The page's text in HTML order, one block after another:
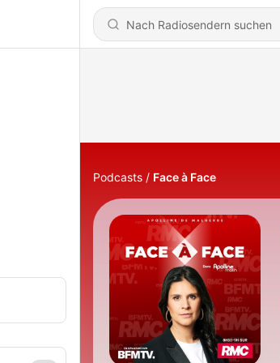
Podcasts Face à Face